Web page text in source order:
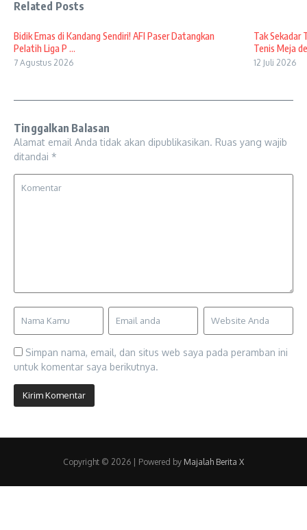
Related Posts
Bidik Emas di Kandang Sendiri! AFI Paser Datangkan
Pelatih Liga P ...
7 Agustus 2026
Tak Sekadar
Tenis Meja
12 Juli 2026
Tinggalkan Balasan
Alamat email Anda tidak akan dipublikasikan. Ruas yang wajib
ditandai *
Simpan nama, email, dan situs web saya pada peramban ini
untuk komentar saya berikutnya.
Copyright © 2026 | Powered by Majalah Berita X